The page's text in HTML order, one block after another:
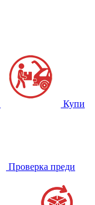
Купи
Проверка преди